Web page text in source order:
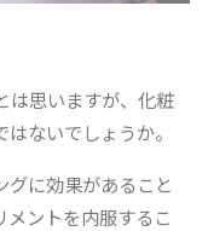
は思いますが、化粧
ないでしょうか。
グに効果があること
ントを内服するこ